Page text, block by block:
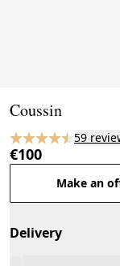
Coussin
59
€100
Make an
Delivery